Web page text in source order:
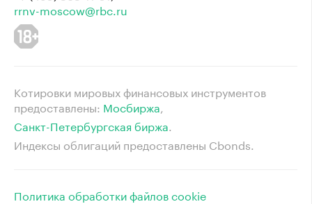
rrnv-moscow@rbc.ru
Котировки мировых финансовых инструментов
предоставлены: Мосбиржа⁠,
Санкт-Петербургская биржа⁠.
Индексы облигаций предоставлены Cbonds.
Политика обработки файлов cookie